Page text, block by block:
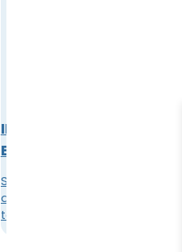
IFM
E20161
Sensor de barrera; Diámetro
del cabezal 6 mm; Longitud
total 600 mm; Temperatura
ambiente -40...290 °C